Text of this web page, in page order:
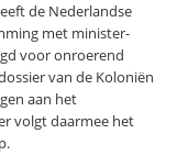
de Nederlandse
met minister-
voor onroerend
van de Koloniën
aan het
volgt daarmee het